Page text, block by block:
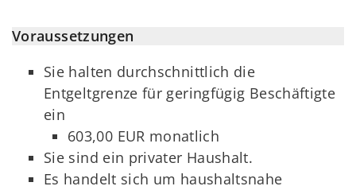
Voraussetzungen
Sie halten durchschnittlich die
Entgeltgrenze für geringfügig Beschäftigte
ein
603,00 EUR monatlich
Sie sind ein privater Haushalt.
Es handelt sich um haushaltsnahe